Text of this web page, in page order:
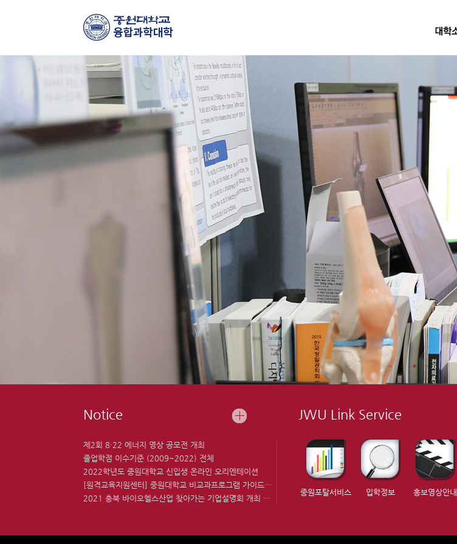
로
바
Notice
제2회 8·22 에너지 영상 공모전 개최
졸업학점 이수기준 (2009~2022) 전체
2022학년도 중원대학교 신입생 온라인 오리엔테이션
[원격교육지원센터] 중원대학교 비교과프로그램 가이드북 공유 및 배포
2021 충북 바이오헬스산업 찾아가는 기업설명회 개최 안내
JWU Link Service
중원포탈서비스 입학정보 홍보영상안내